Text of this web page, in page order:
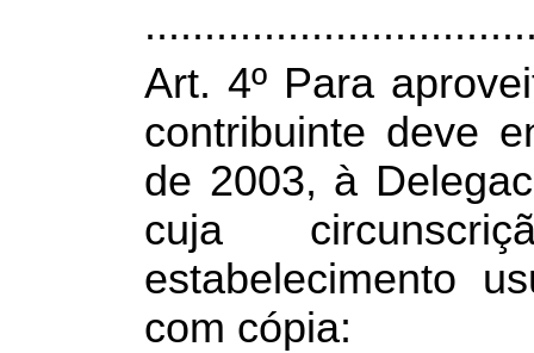
Art. 4º Para
contribuinte deve
de 2003, à
cuja
estabelecimento
com cópia: